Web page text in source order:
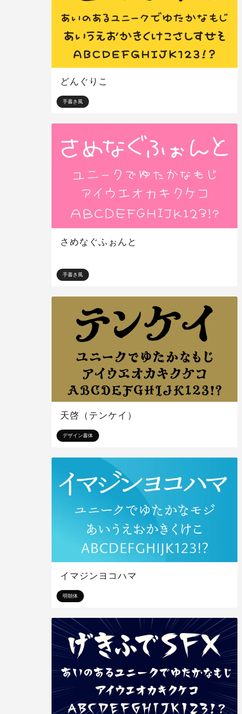
手書き風
どんぐりこ
手書き風
さめなぐふぉんと
デザイン書体
天啓（テンケイ）
明朝体
イマジンヨコハマ